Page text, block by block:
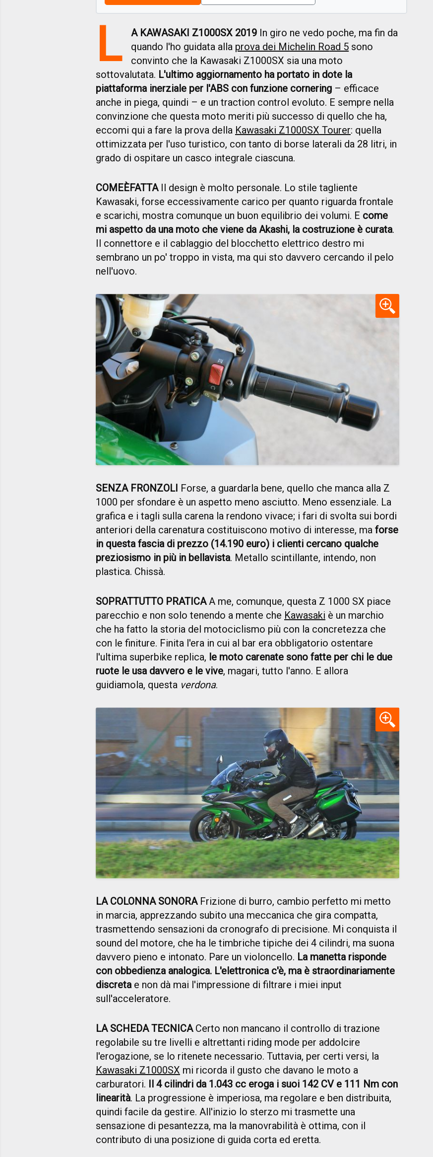
L A KAWASAKI Z1000SX 2019 In giro ne vedo poche, ma fin da
quando l'ho guidata alla prova dei Michelin Road 5 sono
convinto che la Kawasaki Z1000SX sia una moto
sottovalutata. L'ultimo aggiornamento ha portato in dote la
piattaforma inerziale per l'ABS con funzione cornering – efficace
anche in piega, quindi – e un traction control evoluto. E sempre nella
convinzione che questa moto meriti più successo di quello che ha,
eccomi qui a fare la prova della Kawasaki Z1000SX Tourer: quella
ottimizzata per l'uso turistico, con tanto di borse laterali da 28 litri, in
grado di ospitare un casco integrale ciascuna.
COMEÈFATTAIl design è molto personale. Lo stile tagliente
Kawasaki, forse eccessivamente carico per quanto riguarda frontale
e scarichi, mostra comunque un buon equilibrio dei volumi. E come
mi aspetto da una moto che viene da Akashi, la costruzione è curata.
Il connettore e il cablaggio del blocchetto elettrico destro mi
sembrano un po' troppo in vista, ma qui sto davvero cercando il pelo
nell'uovo.
SENZA FRONZOLI Forse, a guardarla bene, quello che manca alla Z
1000 per sfondare è un aspetto meno asciutto. Meno essenziale. La
grafica e i tagli sulla carena la rendono vivace; i fari di svolta sui bordi
anteriori della carenatura costituiscono motivo di interesse, ma forse
in questa fascia di prezzo (14.190 euro) i clienti cercano qualche
preziosismo in più in bellavista. Metallo scintillante, intendo, non
plastica. Chissà.
SOPRATTUTTO PRATICAA me, comunque, questa Z 1000 SX piace
parecchio e non solo tenendo a mente che Kawasaki è un marchio
che ha fatto la storia del motociclismo più con la concretezza che
con le finiture. Finita l'era in cui al bar era obbligatorio ostentare
l'ultima superbike replica, le moto carenate sono fatte per chi le due
ruote le usa davvero e le vive, magari, tutto l'anno. E allora
guidiamola, questa verdona.
LA COLONNA SONORAFrizione di burro, cambio perfetto mi metto
in marcia, apprezzando subito una meccanica che gira compatta,
trasmettendo sensazioni da cronografo di precisione. Mi conquista il
sound del motore, che ha le timbriche tipiche dei 4 cilindri, ma suona
davvero pieno e intonato. Pare un violoncello. La manetta risponde
con obbedienza analogica. L'elettronica c'è, ma è straordinariamente
discretae non dà mai l'impressione di filtrare i miei input
sull'acceleratore.
LA SCHEDA TECNICACerto non mancano il controllo di trazione
regolabile su tre livelli e altrettanti riding mode per addolcire
l'erogazione, se lo ritenete necessario. Tuttavia, per certi versi, la
Kawasaki Z1000SX mi ricorda il gusto che davano le moto a
carburatori. Il 4 cilindri da 1.043 cc eroga i suoi 142 CV e 111 Nm con
linearità. La progressione è imperiosa, ma regolare e ben distribuita,
quindi facile da gestire. All'inizio lo sterzo mi trasmette una
sensazione di pesantezza, ma la manovrabilità è ottima, con il
contributo di una posizione di guida corta ed eretta.